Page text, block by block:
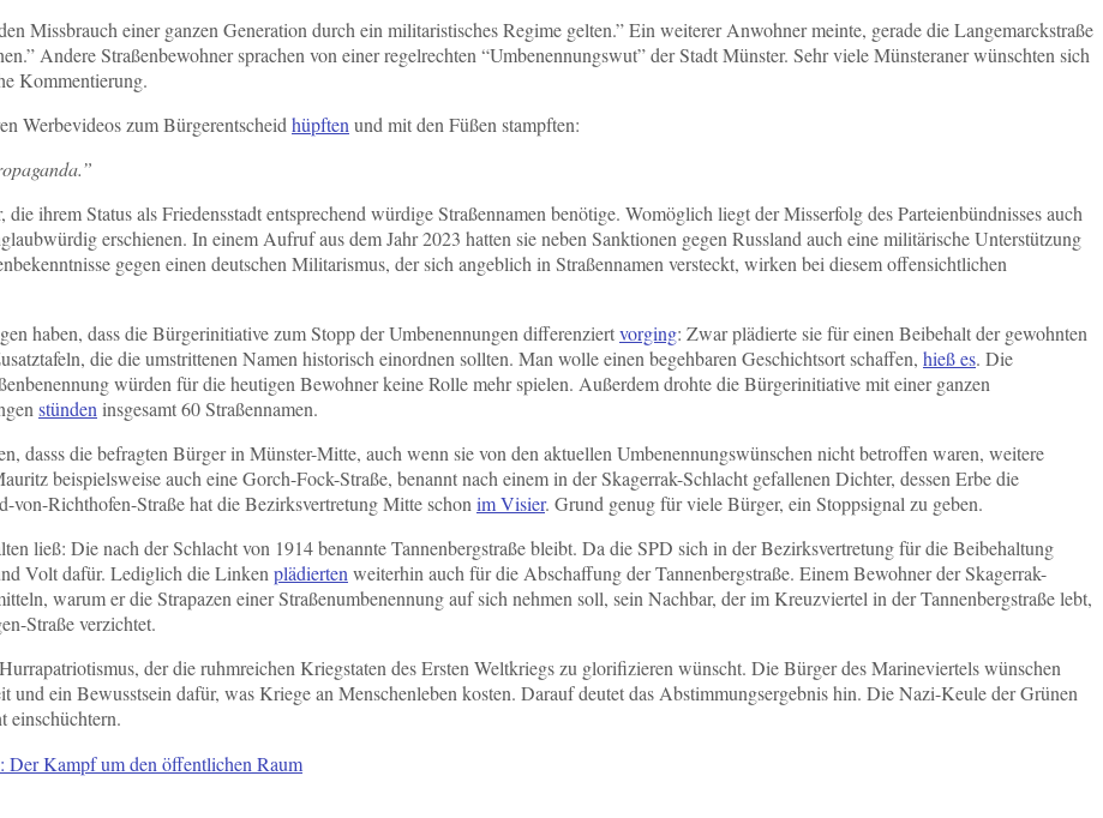
Missbrauch einer ganzen Generation durch ein militaristisches Regime gelten.” Ein weiterer Anwohner meinte, gerade die Langemarckstraße
Andere Straßenbewohner sprachen von einer regelrechten “Umbenennungswut” der Stadt Münster. Sehr viele Münsteraner wünschten sich
Kommentierung.
Werbevideos zum Bürgerentscheid hüpften und mit den Füßen stampften:
die ihrem Status als Friedensstadt entsprechend würdige Straßennamen benötige. Womöglich liegt der Misserfolg des Parteienbündnisses auch
erschienen. In einem Aufruf aus dem Jahr 2023 hatten sie neben Sanktionen gegen Russland auch eine militärische Unterstützung
gegen einen deutschen Militarismus, der sich angeblich in Straßennamen versteckt, wirken bei diesem offensichtlichen
haben, dass die Bürgerinitiative zum Stopp der Umbenennungen differenziertvorging: Zwar plädierte sie für einen Beibehalt der gewohnten
die die umstrittenen Namen historisch einordnen sollten. Man wolle einen begehbaren Geschichtsort schaffen, hieß es. Die
würden für die heutigen Bewohner keine Rolle mehr spielen. Außerdem drohte die Bürgerinitiative mit einer ganzen
stünden insgesamt 60 Straßennamen.
dasss die befragten Bürger in Münster-Mitte, auch wenn sie von den aktuellen Umbenennungswünschen nicht betroffen waren, weitere
beispielsweise auch eine Gorch-Fock-Straße, benannt nach einem in der Skagerrak-Schlacht gefallenen Dichter, dessen Erbe die
Richthofen-Straße hat die Bezirksvertretung Mitte schon im Visier. Grund genug für viele Bürger, ein Stoppsignal zu geben.
ließ: Die nach der Schlacht von 1914 benannte Tannenbergstraße bleibt. Da die SPD sich in der Bezirksvertretung für die Beibehaltung
Volt dafür. Lediglich die Linken plädierten weiterhin auch für die Abschaffung der Tannenbergstraße. Einem Bewohner der Skagerrak-
warum er die Strapazen einer Straßenumbenennung auf sich nehmen soll, sein Nachbar, der im Kreuzviertel in der Tannenbergstraße lebt,
Straße verzichtet.
der die ruhmreichen Kriegstaten des Ersten Weltkriegs zu glorifizieren wünscht. Die Bürger des Marineviertels wünschen
ein Bewusstsein dafür, was Kriege an Menschenleben kosten. Darauf deutet das Abstimmungsergebnis hin. Die Nazi-Keule der Grünen
einschüchtern.
Der Kampf um den öffentlichen Raum